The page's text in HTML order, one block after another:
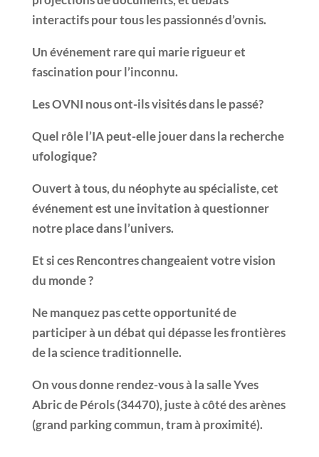
interactifs pour tous les passionnés d’ovnis.
Un événement rare qui marie rigueur et
fascination pour l’inconnu.
Les OVNI nous ont-ils visités dans le passé?
Quel rôle l’IA peut-elle jouer dans la recherche
ufologique?
Ouvert à tous, du néophyte au spécialiste, cet
événement est une invitation à questionner
notre place dans l’univers.
Et si ces Rencontres changeaient votre vision
du monde ?
Ne manquez pas cette opportunité de
participer à un débat qui dépasse les frontières
de la science traditionnelle.
On vous donne rendez-vous à la salle Yves
Abric de Pérols (34470), juste à côté des arènes
(grand parking commun, tram à proximité).